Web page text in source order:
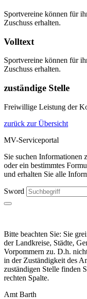
Sportvereine können für
Zuschuss erhalten.
Volltext
Sportvereine können für
Zuschuss erhalten.
zuständige Stelle
Freiwillige Leistung der
zurück zur Übersicht
MV-Serviceportal
Sie suchen Informationen
oder ein bestimmtes
und erhalten Sie alle
Sword
Bitte beachten Sie: Sie
der Landkreise, Städte,
Vorpommern zu. D.h.
in der Zuständigkeit des
zuständigen Stelle finden
rechten Spalte.
Amt Barth